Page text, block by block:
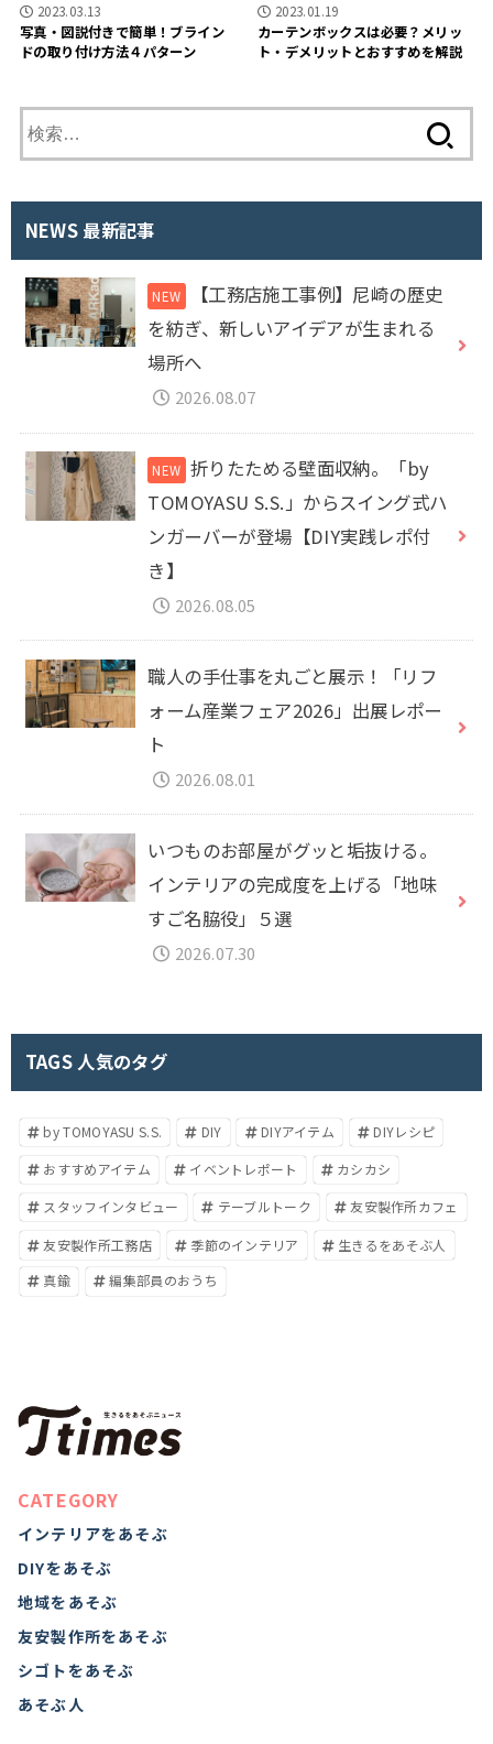
2023.03.13
写真・図説付きで簡単！ブライン
ドの取り付け方法４パターン
2023.01.19
カーテンボックスは必要？メリッ
ト・デメリットとおすすめを解説
索
NEWS 最新記事
【工務店施工事例】尼崎の歴史
を紡ぎ、新しいアイデアが生まれる
場所へ
2026.08.07
折りたためる壁面収納。「by
TOMOYASU S.S.」からスイング式ハ
ンガーバーが登場【DIY実践レポ付
き】
2026.08.05
職人の手仕事を丸ごと展示！「リフ
ォーム産業フェア2026」出展レポー
ト
2026.08.01
いつものお部屋がグッと垢抜ける。
インテリアの完成度を上げる「地味
すご名脇役」５選
2026.07.30
TAGS 人気のタグ
by TOMOYASU S.S. DIY DIYアイテム
DIYレシピ
おすすめアイテム
イベントレポート
カシカシ
スタッフインタビュー
テーブルトーク
友安製作所カフェ
友安製作所工務店
季節のインテリア
生きるをあそぶ人
真鍮
編集部員のおうち
CATEGORY
インテリアをあそぶ
DIYをあそぶ
地域をあそぶ
友安製作所をあそぶ
シゴトをあそぶ
あそぶ人